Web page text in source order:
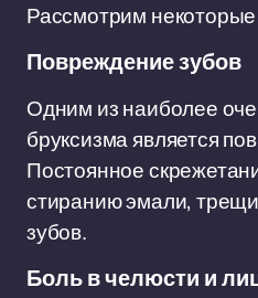
Рассмотрим некоторые
Повреждение зубов
Одним из наиболее
бруксизма является
Постоянное
стиранию эмали,
зубов.
Боль в челюсти и